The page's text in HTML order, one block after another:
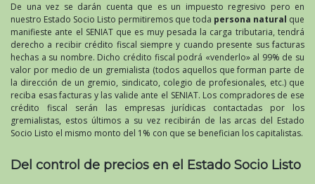
De una vez se darán cuenta que es un impuesto regresivo pero en
nuestro Estado Socio Listo permitiremos que toda persona natural que
manifieste ante el SENIAT que es muy pesada la carga tributaria, tendrá
derecho a recibir crédito fiscal siempre y cuando presente sus facturas
hechas a su nombre. Dicho crédito fiscal podrá «venderlo» al 99% de su
valor por medio de un gremialista (todos aquellos que forman parte de
la dirección de un gremio, sindicato, colegio de profesionales, etc.) que
reciba esas facturas y las valide ante el SENIAT. Los compradores de ese
crédito fiscal serán las empresas jurídicas contactadas por los
gremialistas, estos últimos a su vez recibirán de las arcas del Estado
Socio Listo el mismo monto del 1% con que se benefician los capitalistas.
Del control de precios en el Estado Socio Listo